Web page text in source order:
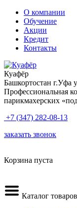
О компании
Обучение
Акции
Кредит
Контакты
Куафёр
Башкортостан г.Уфа
Профессиональная
парикмахерских
+7 (347) 282-08-13
заказать звонок
Корзина пуста
Каталог товаров